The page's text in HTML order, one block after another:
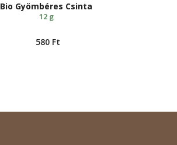
Bio Gyömbéres Csinta
12 g
580 Ft